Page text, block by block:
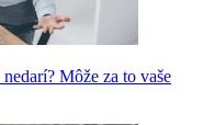
Môže za to vaše